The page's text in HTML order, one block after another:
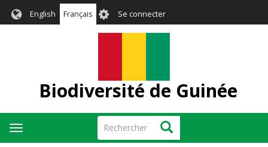
English Français User
account
Se connecter
Biodiversité de Guinée
Rechercher Rechercher
Toggle
navigation